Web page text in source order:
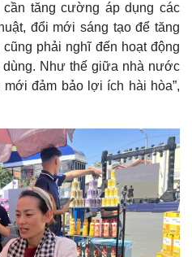
tăng cường áp dụng các
đổi mới sáng tạo để tăng
phải nghĩ đến hoạt động
Như thế giữa nhà nước
đảm bảo lợi ích hài hòa”,